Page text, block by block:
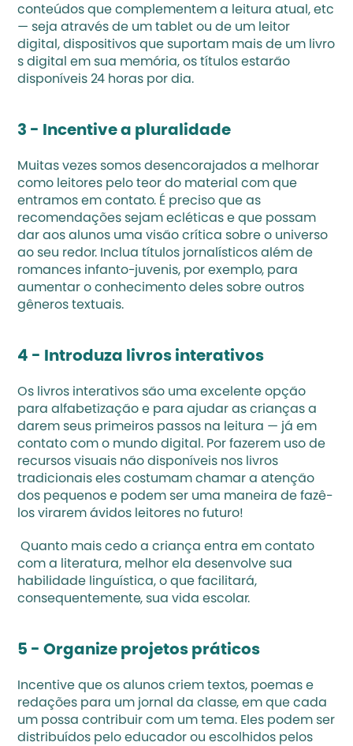
conteúdos que complementem a leitura atual, etc
— seja através de um tablet ou de um leitor
digital, dispositivos que suportam mais de um livro
s digital em sua memória, os títulos estarão
disponíveis 24 horas por dia.
3 - Incentive a pluralidade
Muitas vezes somos desencorajados a melhorar
como leitores pelo teor do material com que
entramos em contato. É preciso que as
recomendações sejam ecléticas e que possam
dar aos alunos uma visão crítica sobre o universo
ao seu redor. Inclua títulos jornalísticos além de
romances infanto-juvenis, por exemplo, para
aumentar o conhecimento deles sobre outros
gêneros textuais.
4 - Introduza livros interativos
Os livros interativos são uma excelente opção
para alfabetização e para ajudar as crianças a
darem seus primeiros passos na leitura — já em
contato com o mundo digital. Por fazerem uso de
recursos visuais não disponíveis nos livros
tradicionais eles costumam chamar a atenção
dos pequenos e podem ser uma maneira de fazê-
los virarem ávidos leitores no futuro!
Quanto mais cedo a criança entra em contato
com a literatura, melhor ela desenvolve sua
habilidade linguística, o que facilitará,
consequentemente, sua vida escolar.
5 - Organize projetos práticos
Incentive que os alunos criem textos, poemas e
redações para um jornal da classe, em que cada
um possa contribuir com um tema. Eles podem ser
distribuídos pelo educador ou escolhidos pelos